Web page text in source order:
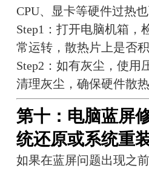
CPU、显卡等硬件过热
Step1：打开电脑机箱，
常运转，散热片上是否积
Step2：如有灰尘，使用
清理灰尘，确保硬件散热
第十：电脑蓝屏
统还原或系统重
如果在蓝屏问题出现之